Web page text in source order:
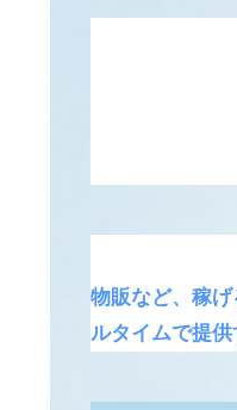
物販など、稼
ルタイムで提供